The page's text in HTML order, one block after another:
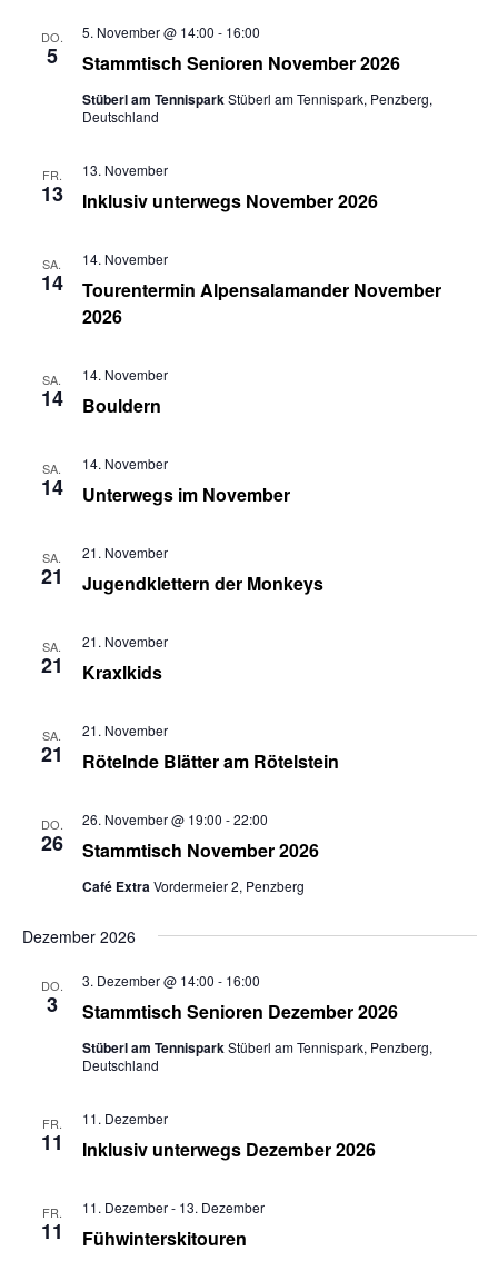
DO.
5 Stammtisch Senioren November 2026
5. November @ 14:00 - 16:00
Stüberl am TennisparkStüberl am Tennispark, Penzberg,
Deutschland
FR.
13 Inklusiv unterwegs November 2026
13. November
SA.
14
Tourentermin Alpensalamander November
2026
14. November
SA.
14 Bouldern
14. November
SA.
14 Unterwegs im November
14. November
SA.
21 Jugendklettern der Monkeys
21. November
SA.
21 Kraxlkids
21. November
SA.
21 Rötelnde Blätter am Rötelstein
21. November
DO.
26 Stammtisch November 2026
26. November @ 19:00 -22:00
Café ExtraVordermeier 2, Penzberg
Dezember 2026
DO.
3 Stammtisch Senioren Dezember 2026
3. Dezember @ 14:00 - 16:00
Stüberl am TennisparkStüberl am Tennispark, Penzberg,
Deutschland
FR.
11 Inklusiv unterwegs Dezember 2026
11. Dezember
FR.
11 Fühwinterskitouren
11. Dezember- 13. Dezember